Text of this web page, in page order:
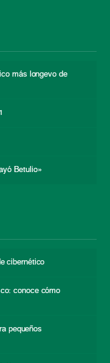
más longevo de
Betulio»
cibernético
conoce cómo
pequeños